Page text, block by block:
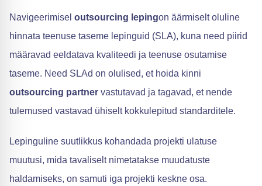
Navigeerimisel outsourcing lepingon äärmiselt oluline
hinnata teenuse taseme lepinguid (SLA), kuna need piirid
määravad eeldatava kvaliteedi ja teenuse osutamise
taseme. Need SLAd on olulised, et hoida kinni
outsourcing partner vastutavad ja tagavad, et nende
tulemused vastavad ühiselt kokkulepitud standarditele.
Lepinguline suutlikkus kohandada projekti ulatuse
muutusi, mida tavaliselt nimetatakse muudatuste
haldamiseks, on samuti iga projekti keskne osa.